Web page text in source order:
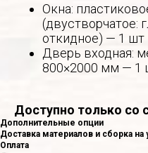
Окна:
(двустворчатое:
откидное) — 1 шт
Дверь входная:
800×2000 мм — 1
Доступно только со
Дополнительные опции
Доставка материалов и сборка на
Оплата